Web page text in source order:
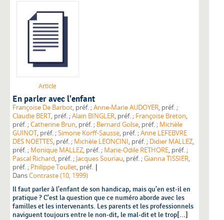
Article
En parler avec l'enfant
Françoise De Barbot , préf. ;Anne-Marie AUDOYER
, préf. ;
Claudie BERT
, préf. ;Alain BINGLER , préf. ; Françoise Breton,
préf. ;Catherine Brun , préf. ; Bernard Golse , préf. ; Michèle
GUINOT
, préf. ;Simone Korff-Sausse , préf. ;Anne LEFEBVRE
DES NOETTES
, préf. ; Michèle LEONCINI , préf. ; Didier MALLEZ,
préf. ; Monique MALLEZ , préf. ; Marie-Odile RETHORE
, préf. ;
Pascal Richard
, préf. ; Jacques Souriau , préf. ;Gianna TISSIER,
préf. ; Philippe Toullet, préf. |
DansContraste (10, 1999)
Il faut parler à l'enfant de son handicap, mais qu'en est-il en
pratique ? C'est la question que ce numéro aborde avec les
familles et les intervenants. Les parents et les professionnels
naviguent toujours entre le non-dit, le mal-dit et le trop[...]